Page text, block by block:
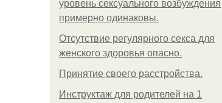
уровень сексуального возбуждения
примерно одинаковы.
Отсутствие регулярного секса для
женского здоровья опасно.
Принятие своего расстройства.
Инструктаж для родителей на 1